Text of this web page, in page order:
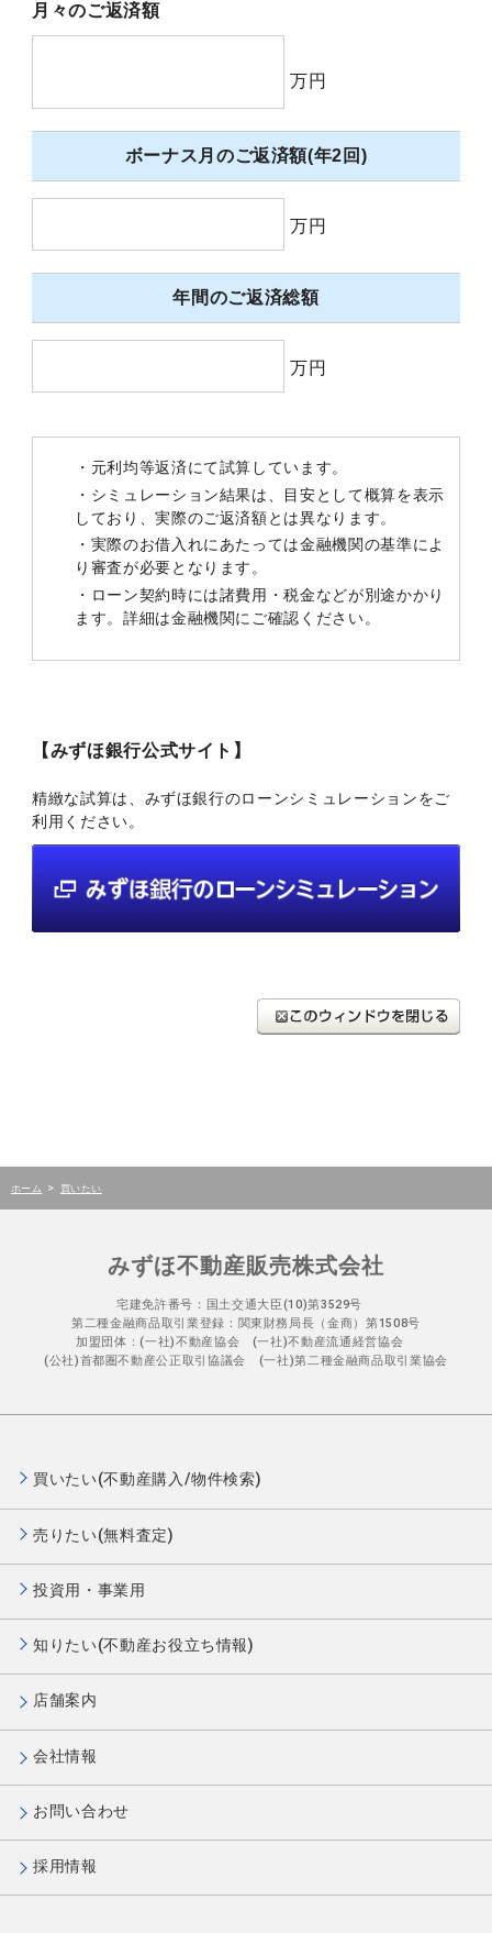
月々のご返済額
万円
ボーナス月のご返済額(年2回)
万円
年間のご返済総額
万円
・元利均等返済にて試算しています。
・シミュレーション結果は、目安として概算を表示
しており、実際のご返済額とは異なります。
・実際のお借入れにあたっては金融機関の基準によ
り審査が必要となります。
・ローン契約時には諸費用・税金などが別途かかり
ます。詳細は金融機関にご確認ください。
【みずほ銀行公式サイト】
精緻な試算は、みずほ銀行のローンシミュレーションをご
利用ください。
ホーム > 買いたい
みずほ不動産販売株式会社
宅建免許番号：国土交通大臣(10)第3529号
第二種金融商品取引業登録：関東財務局長（金商）第1508号
加盟団体：(一社)不動産協会 (一社)不動産流通経営協会
(公社)首都圏不動産公正取引協議会 (一社)第二種金融商品取引業協会
買いたい(不動産購入/物件検索)
売りたい(無料査定)
投資用・事業用
知りたい(不動産お役立ち情報)
店舗案内
会社情報
お問い合わせ
採用情報